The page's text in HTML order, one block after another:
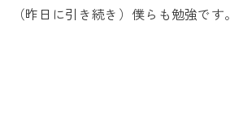
（昨日に引き続き）僕らも勉強です。